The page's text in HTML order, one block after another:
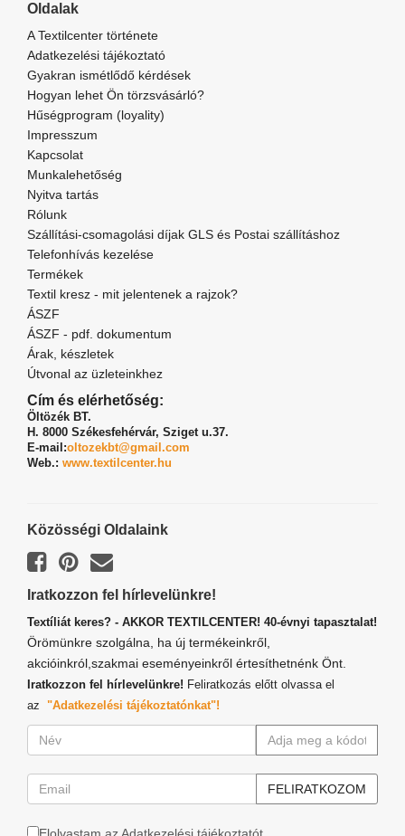
Oldalak
A Textilcenter története
Adatkezelési tájékoztató
Gyakran ismétlődő kérdések
Hogyan lehet Ön törzsvásárló?
Hűségprogram (loyality)
Impresszum
Kapcsolat
Munkalehetőség
Nyitva tartás
Rólunk
Szállítási-csomagolási díjak GLS és Postai szállításhoz
Telefonhívás kezelése
Termékek
Textil kresz - mit jelentenek a rajzok?
ÁSZF
ÁSZF - pdf. dokumentum
Árak, készletek
Útvonal az üzleteinkhez
Cím és elérhetőség:
Öltözék BT.
H. 8000 Székesfehérvár, Sziget u.37.
E-mail:oltozekbt@gmail.com
Web.: www.textilcenter.hu
Közösségi Oldalaink
Iratkozzon fel hírlevelünkre!
Textíliát keres? - AKKOR TEXTILCENTER! 40-évnyi tapasztalat!
Örömünkre szolgálna, ha új termékeinkről,
akcióinkról,szakmai eseményeinkről értesíthetnénk Önt.
Iratkozzon fel hírlevelünkre! Feliratkozás előtt olvassa el
az "Adatkezelési tájékoztatónkat"!